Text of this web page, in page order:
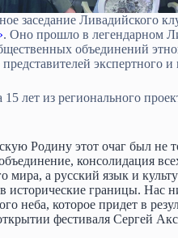
заседание Ливадийского
. Оно прошло в легендарном
объединений
экспертного и
15 лет из регионального
Родину этот очаг был не
консолидация
мира, а русский язык и
исторические границы. Нас
неба, которое придет в
фестиваля Сергей